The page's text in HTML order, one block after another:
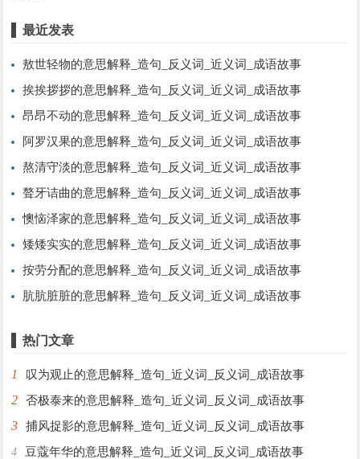
最近发表
敖世轻物的意思解释_造句_反义词_近义词_成语故事
挨挨拶拶的意思解释_造句_反义词_近义词_成语故事
昂昂不动的意思解释_造句_反义词_近义词_成语故事
阿罗汉果的意思解释_造句_反义词_近义词_成语故事
熬清守淡的意思解释_造句_反义词_近义词_成语故事
聱牙诘曲的意思解释_造句_反义词_近义词_成语故事
懊恼泽家的意思解释_造句_反义词_近义词_成语故事
矮矮实实的意思解释_造句_反义词_近义词_成语故事
按劳分配的意思解释_造句_反义词_近义词_成语故事
肮肮脏脏的意思解释_造句_反义词_近义词_成语故事
热门文章
1 叹为观止的意思解释_造句_近义词_反义词_成语故事
2 否极泰来的意思解释_造句_近义词_反义词_成语故事
3 捕风捉影的意思解释_造句_近义词_反义词_成语故事
4 豆蔻年华的意思解释_造句_近义词_反义词_成语故事